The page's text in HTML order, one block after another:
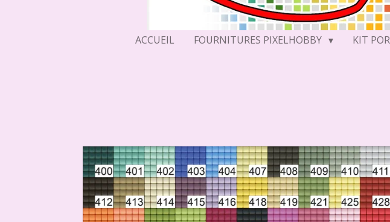
ACCUEIL FOURNITURES PIXELHOBBY KIT